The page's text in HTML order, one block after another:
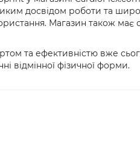
досвідом роботи та
Магазин також має
та ефективністю вже
відмінної фізичної форми.